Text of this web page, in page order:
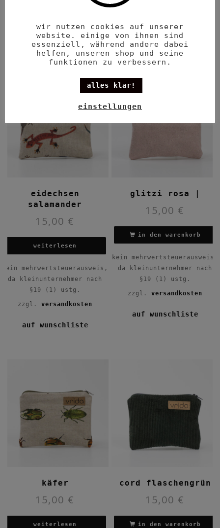
ähnliche produkte
eidechsen
salamander
15,00 €
weiterlesen
kein mehrwertsteuerausweis,
da kleinunternehmer nach
§19 (1) ustg.
zzgl. versandkosten
auf wunschliste
glitzi rosa |
15,00 €
in den warenkorb
kein mehrwertsteuerausweis,
da kleinunternehmer nach
§19 (1) ustg.
zzgl. versandkosten
auf wunschliste
käfer
15,00 €
weiterlesen
cord flaschengrün
15,00 €
in den warenkorb
wir nutzen cookies auf unserer
website. einige von ihnen sind
essenziell, während andere dabei
helfen, unseren shop und seine
funktionen zu verbessern.
alles klar!
einstellungen